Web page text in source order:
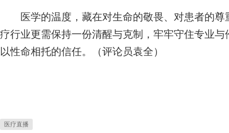
医学的温度，藏在对生命的敬畏、对患者的尊
疗行业更需保持一份清醒与克制，牢牢守住专业
以性命相托的信任。（评论员袁全）
医疗直播